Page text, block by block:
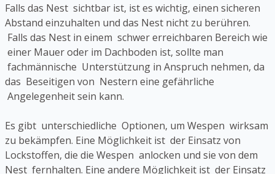
Falls das Nest sichtbar ist, ist es wichtig, einen sicheren
Abstand einzuhalten und das Nest nicht zu berühren.
Falls das Nest in einem schwer erreichbaren Bereich wie
einer Mauer oder im Dachboden ist, sollte man
fachmännische Unterstützung in Anspruch nehmen, da
das Beseitigen von Nestern eine gefährliche
Angelegenheit sein kann.
Es gibt unterschiedliche Optionen, um Wespen wirksam
zu bekämpfen. Eine Möglichkeit ist der Einsatz von
Lockstoffen, die die Wespen anlocken und sie von dem
Nest fernhalten. Eine andere Möglichkeit ist der Einsatz